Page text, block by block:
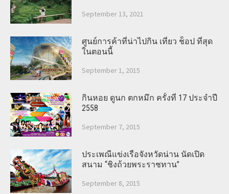
September 13, 2021
ศูนย์การค้าที่น่าไปกิน เที่ยว ช็อป ที่สุด
ในตอนนี้
September 1, 2015
กินหอย ดูนก ตกหมึก ครั้งที่ 17 ประจำปี
2558
September 7, 2015
ประเพณีแข่งเรือจังหวัดน่าน นัดเปิด
สนาม “ชิงถ้วยพระราชทาน”
September 8, 2015